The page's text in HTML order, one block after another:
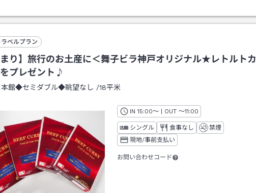
ベルプラン
まり】旅行のお土産に＜舞子ビラ神戸オリジナル★レトルトカ
プレゼント♪
本館◆セミダブル◆眺望なし /18平米
IN チェックイン
15:00～ | OUT チェックアウト
～11:00
シングル 食事なし
禁煙
現地/事前支払い
お問い合わせコード